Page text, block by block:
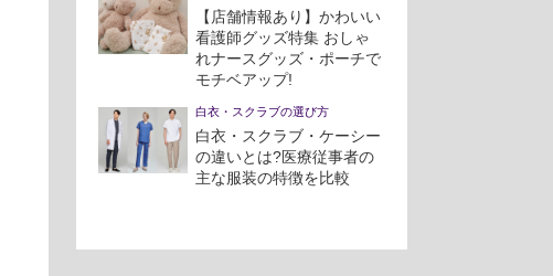
【店舗情報あり】かわいい
看護師グッズ特集 おしゃ
れナースグッズ・ポーチで
モチベアップ!
白衣・スクラブの選び方
白衣・スクラブ・ケーシー
の違いとは?医療従事者の
主な服装の特徴を比較